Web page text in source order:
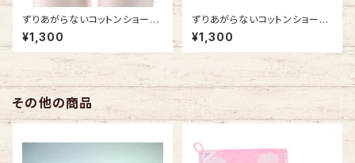
ずりあがらないコットンショーツ
LLサイズ エトワール841 赤 ベ
ーシック フルバック 赤パン 鹿の
子編み 赤い下着
¥1,300
ずりあがらないコットンショーツ
Mサイズ エトワール841 ウエス
トレース フルバック 鹿の子編み
¥1,300
その他の商品